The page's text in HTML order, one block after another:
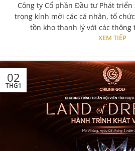
Công ty Cổ phần Đầu tư Phát
trọng kính mời các cá nhân, tổ
tồn kho thanh lý với các thông
XEM TIẾP
02
THG1